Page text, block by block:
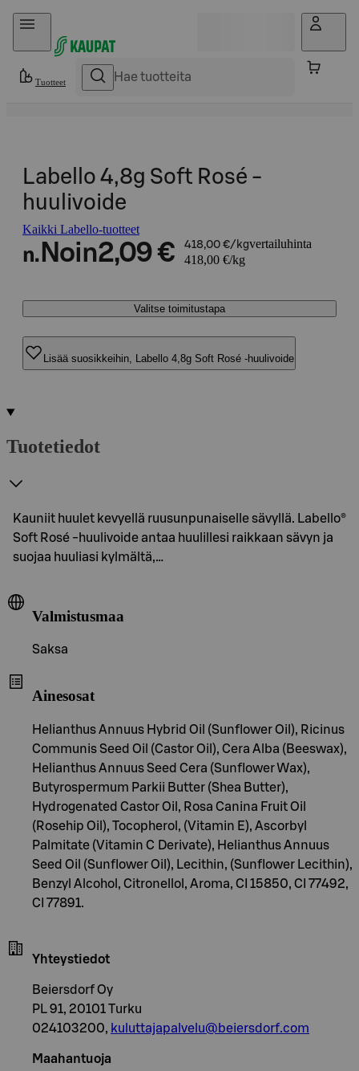
Hyppää sisältöön
Tuotteet
Labello 4,8g Soft Rosé -
huulivoide
Kaikki Labello-tuotteet
n. Noin2,09 € 418,00 €/kgvertailuhinta
418,00 €/kg
Valitse toimitustapa
Lisää suosikkeihin, Labello 4,8g Soft Rosé -huulivoide
Tuotetiedot
Kauniit huulet kevyellä ruusunpunaiselle sävyllä. Labello®
Soft Rosé -huulivoide antaa huulillesi raikkaan sävyn ja
suojaa huuliasi kylmältä,…
Valmistusmaa
Saksa
Ainesosat
Helianthus Annuus Hybrid Oil (Sunflower Oil), Ricinus
Communis Seed Oil (Castor Oil), Cera Alba (Beeswax),
Helianthus Annuus Seed Cera (Sunflower Wax),
Butyrospermum Parkii Butter (Shea Butter),
Hydrogenated Castor Oil, Rosa Canina Fruit Oil
(Rosehip Oil), Tocopherol, (Vitamin E), Ascorbyl
Palmitate (Vitamin C Derivate), Helianthus Annuus
Seed Oil (Sunflower Oil), Lecithin, (Sunflower Lecithin),
Benzyl Alcohol, Citronellol, Aroma, CI 15850, CI 77492,
CI 77891.
Yhteystiedot
Beiersdorf Oy
PL 91, 20101 Turku
024103200, kuluttajapalvelu@beiersdorf.com
Maahantuoja